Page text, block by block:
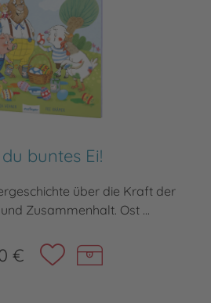
buntes Ei!
über die Kraft der
Zusammenhalt. Ost ...
€